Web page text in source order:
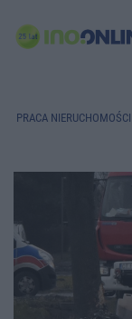
PRACA NIERUCHOMOŚCI